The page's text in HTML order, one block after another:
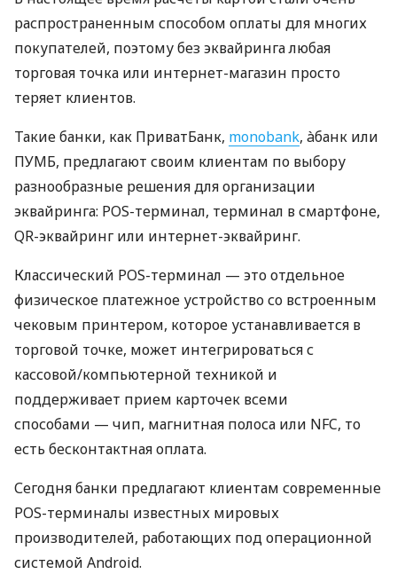
распространенным способом оплаты для многих
покупателей, поэтому без эквайринга любая
торговая точка или интернет-магазин просто
теряет клиентов.
Такие банки, как ПриватБанк, monobank, àбанк или
ПУМБ, предлагают своим клиентам по выбору
разнообразные решения для организации
эквайринга: POS-терминал, терминал в смартфоне,
QR-эквайринг или интернет-эквайринг.
Классический POS-терминал — это отдельное
физическое платежное устройство со встроенным
чековым принтером, которое устанавливается в
торговой точке, может интегрироваться с
кассовой/компьютерной техникой и
поддерживает прием карточек всеми
способами — чип, магнитная полоса или NFC, то
есть бесконтактная оплата.
Сегодня банки предлагают клиентам современные
POS-терминалы известных мировых
производителей, работающих под операционной
системой Android.